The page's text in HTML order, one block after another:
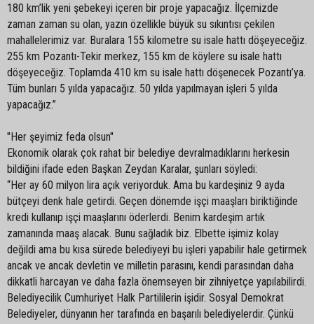
180 km’lik yeni şebekeyi içeren bir proje yapacağız. İlçemizde
zaman zaman su olan, yazın özellikle büyük su sıkıntısı çekilen
mahallelerimiz var. Buralara 155 kilometre su isale hattı döşeyeceğiz.
255 km Pozantı-Tekir merkez, 155 km de köylere su isale hattı
döşeyeceğiz. Toplamda 410 km su isale hattı döşenecek Pozantı’ya.
Tüm bunları 5 yılda yapacağız. 50 yılda yapılmayan işleri 5 yılda
yapacağız.”
"Her şeyimiz feda olsun"
Ekonomik olarak çok rahat bir belediye devralmadıklarını herkesin
bildiğini ifade eden Başkan Zeydan Karalar, şunları söyledi:
“Her ay 60 milyon lira açık veriyorduk. Ama bu kardeşiniz 9 ayda
bütçeyi denk hale getirdi. Geçen dönemde işçi maaşları biriktiğinde
kredi kullanıp işçi maaşlarını öderlerdi. Benim kardeşim artık
zamanında maaş alacak. Bunu sağladık biz. Elbette işimiz kolay
değildi ama bu kısa sürede belediyeyi bu işleri yapabilir hale getirmek
ancak ve ancak devletin ve milletin parasını, kendi parasından daha
dikkatli harcayan ve daha fazla önemseyen bir zihniyetçe yapılabilirdi.
Belediyecilik Cumhuriyet Halk Partililerin işidir. Sosyal Demokrat
Belediyeler, dünyanın her tarafında en başarılı belediyelerdir. Çünkü